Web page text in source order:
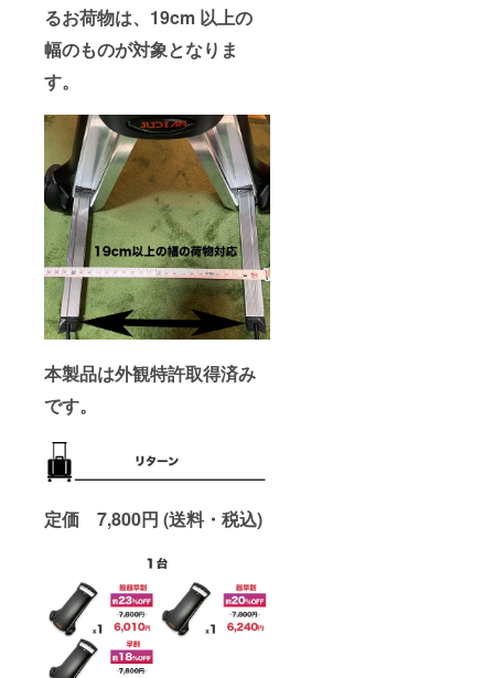
るお荷物は、19cm 以上の
幅のものが対象となりま
す。
本製品は外観特許取得済み
です。
定価 7,800円 (送料・税込)